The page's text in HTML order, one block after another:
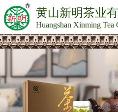
黄山新明茶业
Huangshan Xinming Tea